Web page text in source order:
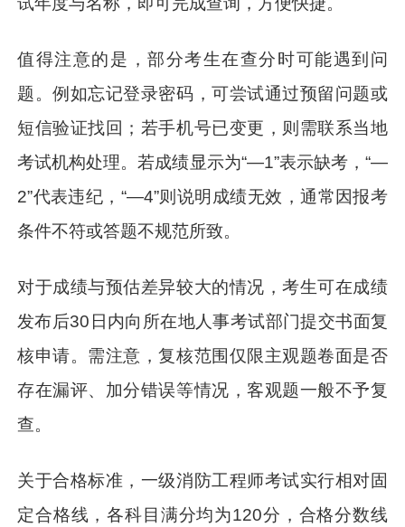
值得注意的是，部分考生在查分时可能遇到问
题。例如忘记登录密码，可尝试通过预留问题或
短信验证找回；若手机号已变更，则需联系当地
考试机构处理。若成绩显示为“—1”表示缺考，“—
2”代表违纪，“—4”则说明成绩无效，通常因报考
条件不符或答题不规范所致。
对于成绩与预估差异较大的情况，考生可在成绩
发布后30日内向所在地人事考试部门提交书面复
核申请。需注意，复核范围仅限主观题卷面是否
存在漏评、加分错误等情况，客观题一般不予复
查。
关于合格标准，一级消防工程师考试实行相对固
定合格线，各科目满分均为120分，合格分数线